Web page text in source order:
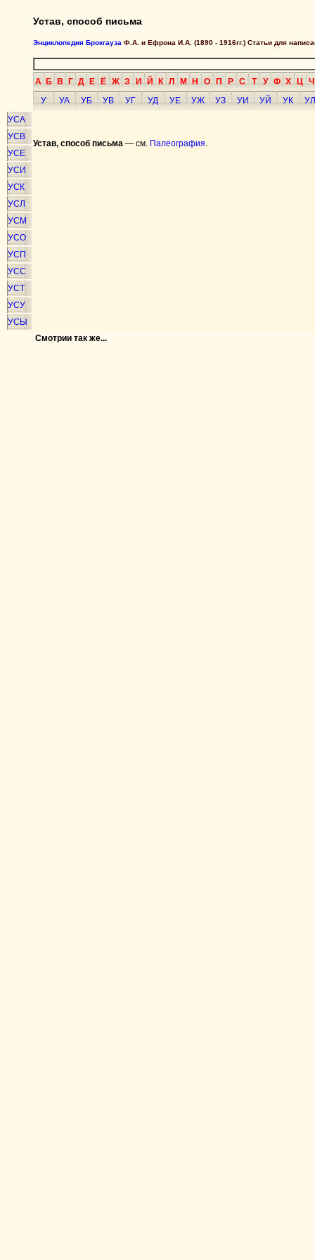
Устав, способ письма
Энциклопедия Брокгауза Ф.А. и Ефрона И.А. (1890 - 1916гг.) Статьи для
А Б В Г Д Е Ё Ж З И Й К Л М Н О П Р С Т У Ф Х Ц Ч
У
УА УБ УВ УГ УД УЕ УЖ УЗ УИ УЙ УК
УЛ
УСА
УСВ
УСЕ
УСИ
УСК
УСЛ
УСМ
УСО
УСП
УСС
УСТ
УСУ
УСЫ
Устав, способ письма — см. Палеография.
Смотрии так же...